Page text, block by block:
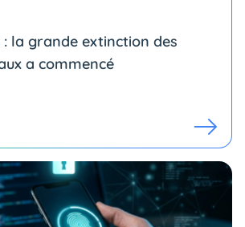
: la grande extinction des
a commencé